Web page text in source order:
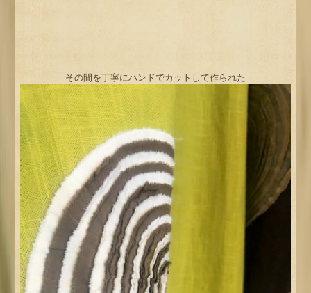
その間を丁寧にハンドでカットして作られた